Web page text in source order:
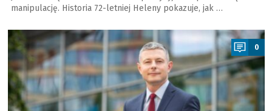
manipulację. Historia 72-letniej Heleny pokazuje, jak …
a
0